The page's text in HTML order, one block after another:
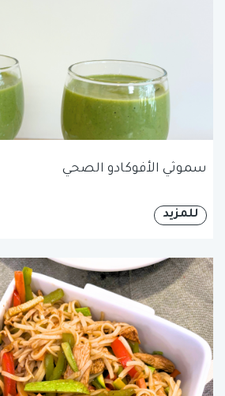
سموثي الأفوكادو الصحي
للمزيد